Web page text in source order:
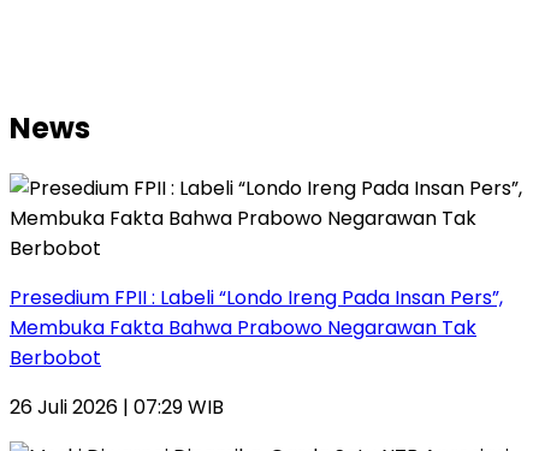
News
Presedium FPII : Labeli “Londo Ireng Pada Insan Pers”,
Membuka Fakta Bahwa Prabowo Negarawan Tak
Berbobot
26 Juli 2026 | 07:29 WIB